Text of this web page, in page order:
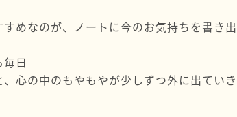
めなのが、ノートに今のお気持ちを書き出
日
心の中のもやもやが少しずつ外に出ていき